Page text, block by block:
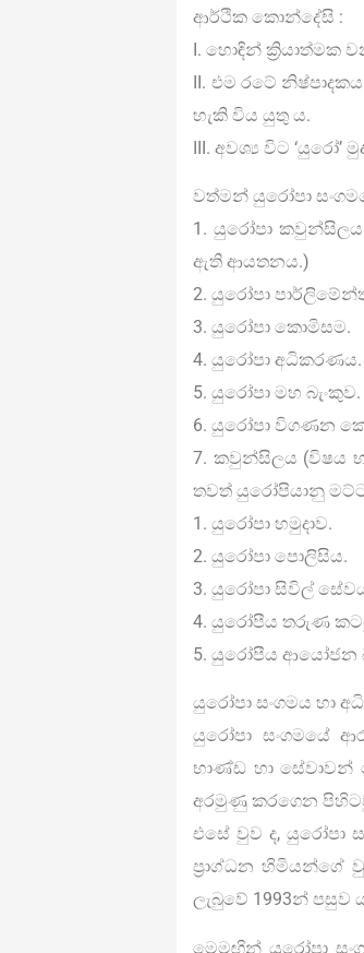
ආර්ථික කොන්දේසි :
I. හොඳින් ක්‍රියාත්මක
II. එම රටේ
හැකි විය යුතු ය.
III. අවශ්‍ය විට
වත්මන් යුරෝපා
1. යුරෝපා
ඇති ආයතනය.)
2. යුරෝපා
3. යුරෝපා කොමිසම.
4. යුරෝපා අධිකරණය.
5. යුරෝපා මහ බැංකුව.
6. යුරෝපා විගණන
7. කවුන්සිලය (විෂය
තවත් යුරෝපියානු
1. යුරෝපා හමුදාව.
2. යුරෝපා පොලිසිය.
3. යුරෝපා සිවිල්
4. යුරෝපීය තරුණ
5. යුරෝපීය ආයෝජන
යුරෝපා සංගමය හා
යුරෝපා සංගමයේ
භාණ්ඩ හා
අරමුණු කරගෙන
එසේ වුව ද, යුරෝපා
ප‍්‍රාග්ධන හිමියන්ගේ
ලැබුවේ 1993න් පසුව
මෙමඟින් යුරෝපා